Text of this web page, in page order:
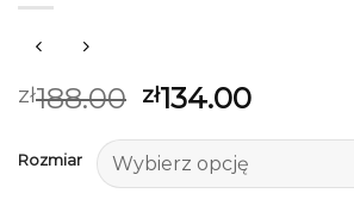
zł188.00 zł134.00
Rozmiar